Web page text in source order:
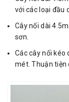
với các loại đầu
Cây nối dài
sơn.
Các cây nối kéo
mét. Thuận tiện